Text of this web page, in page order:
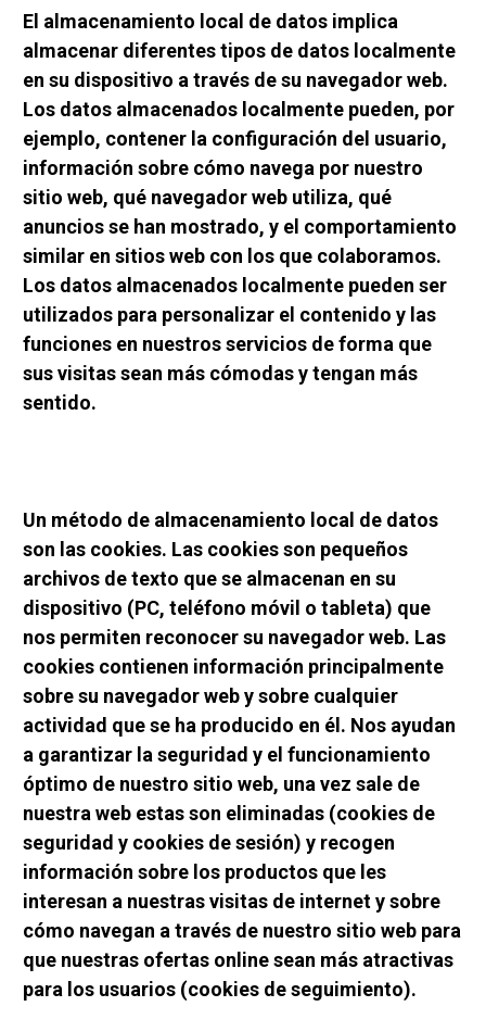
El almacenamiento local de datos implica
almacenar diferentes tipos de datos localmente
en su dispositivo a través de su navegador web.
Los datos almacenados localmente pueden, por
ejemplo, contener la configuración del usuario,
información sobre cómo navega por nuestro
sitio web, qué navegador web utiliza, qué
anuncios se han mostrado, y el comportamiento
similar en sitios web con los que colaboramos.
Los datos almacenados localmente pueden ser
utilizados para personalizar el contenido y las
funciones en nuestros servicios de forma que
sus visitas sean más cómodas y tengan más
sentido.
Un método de almacenamiento local de datos
son las cookies. Las cookies son pequeños
archivos de texto que se almacenan en su
dispositivo (PC, teléfono móvil o tableta) que
nos permiten reconocer su navegador web. Las
cookies contienen información principalmente
sobre su navegador web y sobre cualquier
actividad que se ha producido en él. Nos ayudan
a garantizar la seguridad y el funcionamiento
óptimo de nuestro sitio web, una vez sale de
nuestra web estas son eliminadas (cookies de
seguridad y cookies de sesión) y recogen
información sobre los productos que les
interesan a nuestras visitas de internet y sobre
cómo navegan a través de nuestro sitio web para
que nuestras ofertas online sean más atractivas
para los usuarios (cookies de seguimiento).